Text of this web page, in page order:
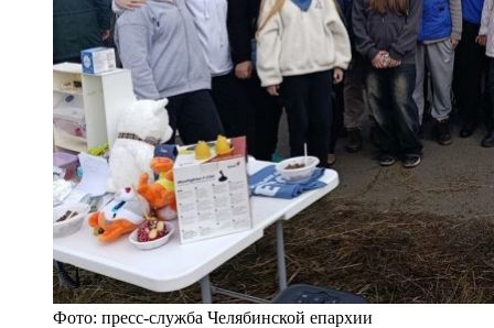
Фото: пресс-служба Челябинской епархии